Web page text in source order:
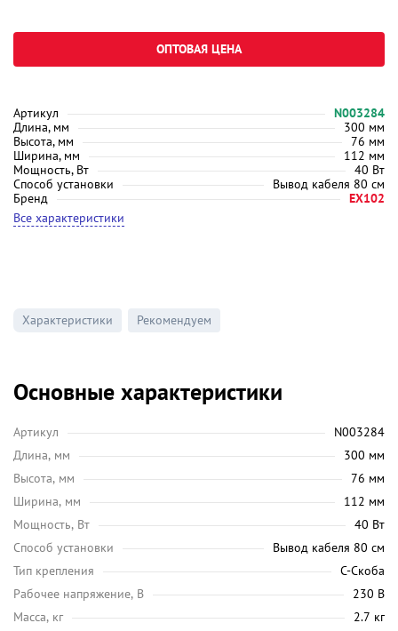
Артикул
N003284
Длина, мм
300 мм
Высота, мм
76 мм
Ширина, мм
112 мм
Мощность, Вт
40 Вт
Способ установки
Вывод кабеля 80 см
Бренд
EX102
Все характеристики
ОПТОВАЯ ЦЕНА
Характеристики Рекомендуем
Основные характеристики
Артикул
N003284
Длина, мм
300 мм
Высота, мм
76 мм
Ширина, мм
112 мм
Мощность, Вт
40 Вт
Способ установки
Вывод кабеля 80 см
Тип крепления
С-Скоба
Рабочее напряжение, В
230 В
Масса, кг
2.7 кг